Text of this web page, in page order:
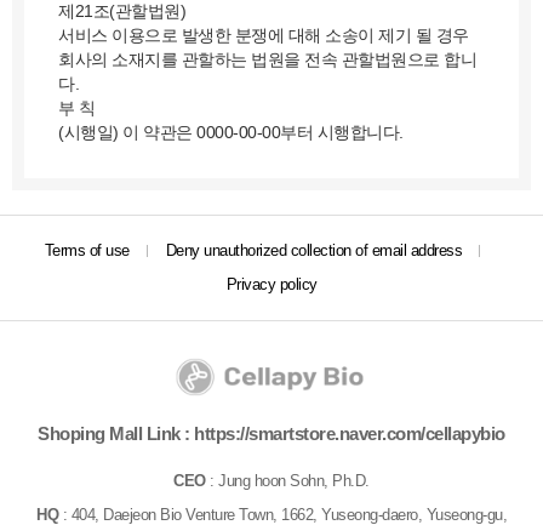
제21조(관할법원)
서비스 이용으로 발생한 분쟁에 대해 소송이 제기 될 경우
회사의 소재지를 관할하는 법원을 전속 관할법원으로 합니
다.
부 칙
(시행일) 이 약관은 0000-00-00부터 시행합니다.
Terms of use
Deny unauthorized collection of email address
Privacy policy
Shoping Mall Link : https://smartstore.naver.com/cellapybio
CEO: Jung hoon Sohn, Ph.D.
HQ: 404, Daejeon Bio Venture Town, 1662, Yuseong-daero, Yuseong-gu,